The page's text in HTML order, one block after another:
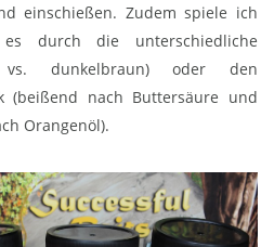
einschießen. Zudem spiele ich
durch die unterschiedliche
vs. dunkelbraun) oder den
(beißend nach Buttersäure und
Orangenöl).